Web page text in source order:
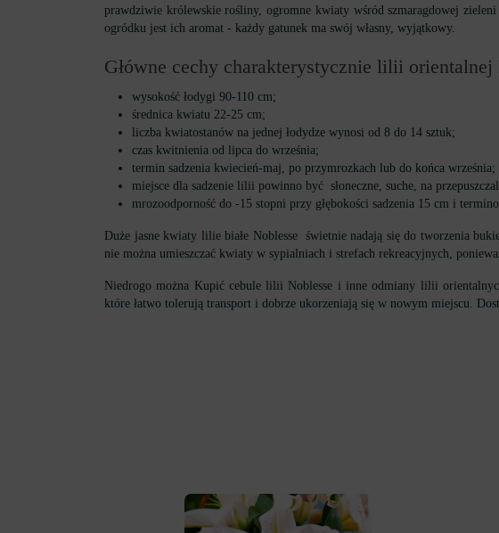
prawdziwie królewskie rośliny, ogromne kwiaty wśród szmaragdowej
ogródku jest ich aromat - każdy gatunek ma swój własny, wyjątkowy.
Główne cechy charakterystycznie lilii orientalnej
wysokość łodygi 90-110 cm;
średnica kwiatu 22-25 cm;
liczba kwiatostanów na jednej łodydze wynosi od 8 do 14 sztuk;
czas kwitnienia od lipca do września;
termin sadzenia kwiecień-maj, po przymrozkach lub do końca września;
miejsce dla sadzenie lilii powinno być słoneczne, suche, na
mrozoodporność do -15 stopni przy głębokości sadzenia 15 cm i
Duże jasne kwiaty lilie białe Noblesse świetnie nadają się do tworzenia
nie można umieszczać kwiaty w sypialniach i strefach rekreacyjnych,
Niedrogo można Kupić cebule lilii Noblesse i inne odmiany lilii
które łatwo tolerują transport i dobrze ukorzeniają się w nowym miejscu.